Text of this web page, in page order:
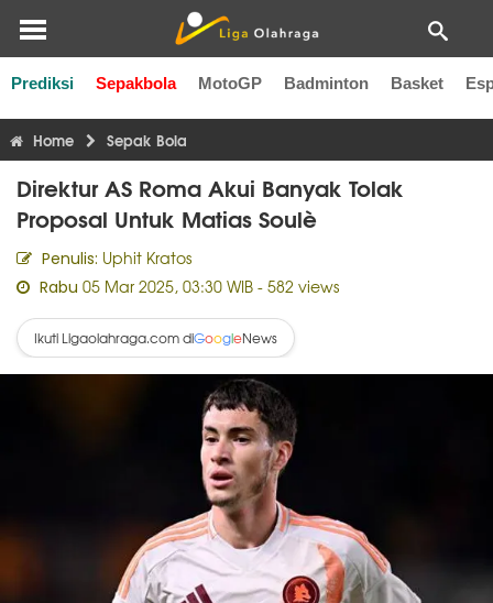
Prediksi Sepakbola MotoGP Badminton Basket
Liga Inggris Liga Italia Liga Spanyol Liga Perancis
Home Sepak Bola
Direktur AS Roma Akui Banyak Tolak
Proposal Untuk Matias Soulè
Penulis: Uphit Kratos
Rabu 05 Mar 2025, 03:30 WIB - 582 views
Ikuti Ligaolahraga.com diGoogleNews